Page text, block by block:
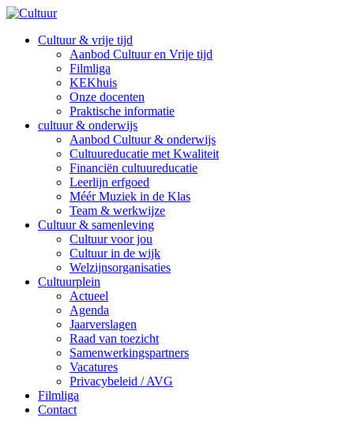
Cultuur & vrije tijd
Aanbod Cultuur en Vrije tijd
Filmliga
KEKhuis
Onze docenten
Praktische informatie
cultuur & onderwijs
Aanbod Cultuur & onderwijs
Cultuureducatie met Kwaliteit
Financiën cultuureducatie
Leerlijn erfgoed
Méér Muziek in de Klas
Team & werkwijze
Cultuur & samenleving
Cultuur voor jou
Cultuur in de wijk
Welzijnsorganisaties
Cultuurplein
Actueel
Agenda
Jaarverslagen
Raad van toezicht
Samenwerkingspartners
Vacatures
Privacybeleid / AVG
Filmliga
Contact